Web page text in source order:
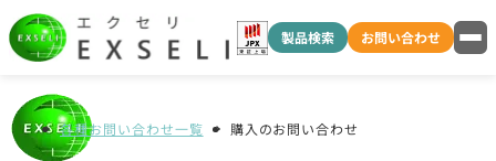
製品検索 お問い合わせ
各種お問い合わせ一覧 購入のお問い合わせ